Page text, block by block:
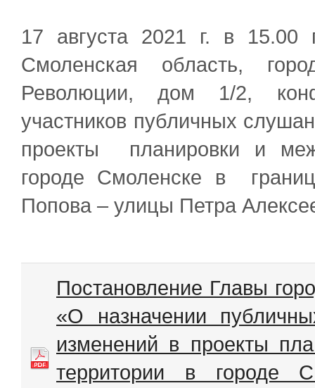
17 августа 2021 г. в 15.00
Смоленская область,
Революции, дом 1/2,
участников публичных
проекты планировки и
городе Смоленске в
Попова – улицы Петра
Постановление Главы
«О назначении
изменений в проекты
территории в городе